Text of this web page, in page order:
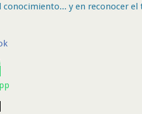
y en reconocer el